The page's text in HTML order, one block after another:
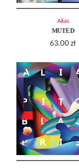
MUTED
63.00 zł
Alias